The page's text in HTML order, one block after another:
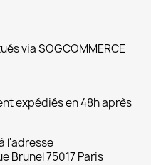
via SOGCOMMERCE
expédiés en 48h après
l'adresse
Brunel 75017 Paris